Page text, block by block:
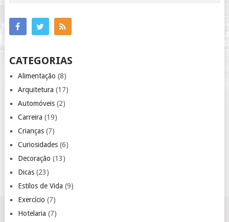
CATEGORIAS
Alimentação (8)
Arquitetura (17)
Automóveis(2)
Carreira (19)
Crianças(7)
Curiosidades(6)
Decoração (13)
Dicas(23)
Estilos de Vida (9)
Exercício (7)
Hotelaria (7)